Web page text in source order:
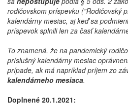
rodičovskom príspevku ("Rodičovský
kalendárny mesiac, aj keď sa
príspevok splnili len za časť
To znamená, že na pandemický
príslušný kalendárny mesiac
prípade, ak má napríklad príjem zo
kalendárneho mesiaca.
Doplnené 20.1.2021: